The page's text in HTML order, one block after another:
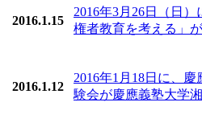
2016.1.15
2016年3月26日（日
権者教育を考える」
2016.1.12
2016年1月18日に、
験会が慶應義塾大学